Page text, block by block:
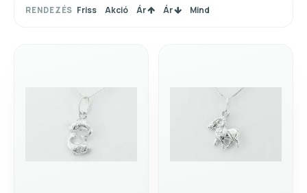
RENDEZÉS Friss Akció Ár Ár Mind